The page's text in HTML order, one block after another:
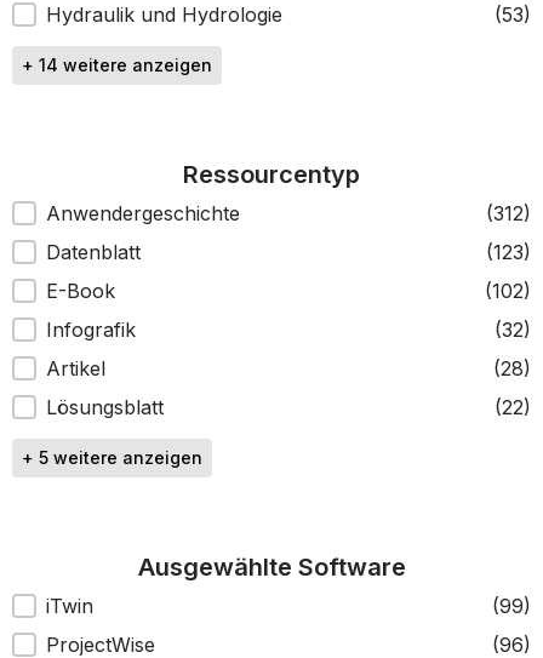
Hydraulik und Hydrologie
(53)
+ 14 weitere anzeigen
Ressourcentyp
Ressourcentyp
Anwendergeschichte
(312)
Datenblatt
(123)
E-Book
(102)
Infografik
(32)
Artikel
(28)
Lösungsblatt
(22)
+ 5 weitere anzeigen
Ausgewählte Software
Ausgewählte Software
iTwin
(99)
ProjectWise
(96)